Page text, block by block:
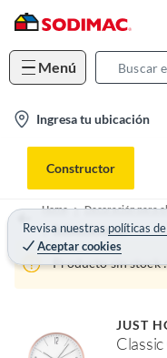
Menú
n
Ingresa tu ubicación
Constructor
Revisa nuestras políticas
Aceptar cookies
Home
Decoración para
Relojes de pared
Producto sin stock
JUST